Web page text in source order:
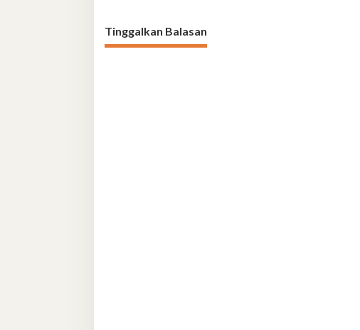
Tinggalkan Balasan